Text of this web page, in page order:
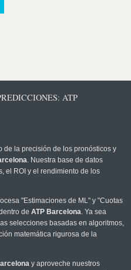
ATP
de la precisión de los pronósticos y
. Nuestra base de datos
el ROI y el rendimiento de los
"Estimaciones de ML" y "Cuotas
de ATP Barcelona. Ya sea
selecciones basadas en algoritmos,
matemática rigurosa de la
y aproveche nuestros